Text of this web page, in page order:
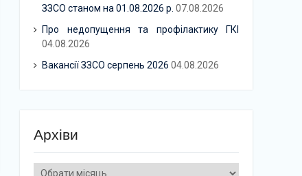
ЗЗСО станом на 01.08.2026 р. 07.08.2026
Про недопущення та профілактику ГКІ
04.08.2026
Вакансії ЗЗСО серпень 2026 04.08.2026
Архіви
Архіви